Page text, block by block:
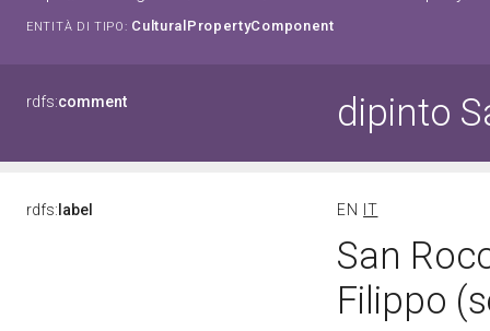
ENTITÀ DI TIPO: CulturalPropertyComponent
rdfs:comment dipinto
rdfs: label EN IT
San
Filippo